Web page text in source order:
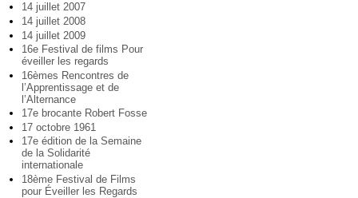
14 juillet 2007
14 juillet 2008
14 juillet 2009
16e Festival de films Pour
éveiller les regards
16èmes Rencontres de
l’Apprentissage et de
l’Alternance
17e brocante Robert Fosse
17 octobre 1961
17e édition de la Semaine
de la Solidarité
internationale
18ème Festival de Films
pour Éveiller les Regards